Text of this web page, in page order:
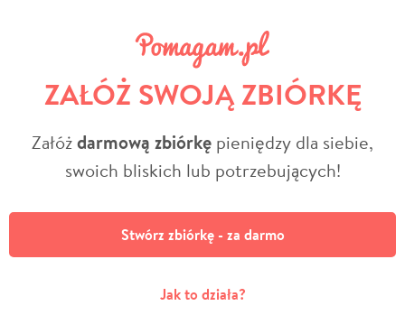
ZAŁÓŻ SWOJĄ ZBIÓRKĘ
Załóżdarmową zbiórkę pieniędzy dla siebie,
swoich bliskich lub potrzebujących!
Stwórz zbiórkę - za darmo
Jak to działa?